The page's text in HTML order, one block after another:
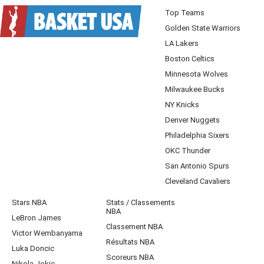
Top Teams
Golden State Warriors
LA Lakers
Boston Celtics
Minnesota Wolves
Milwaukee Bucks
NY Knicks
Denver Nuggets
Philadelphia Sixers
OKC Thunder
San Antonio Spurs
Cleveland Cavaliers
Stars NBA
LeBron James
Victor Wembanyama
Luka Doncic
Stats / Classements
NBA
Classement NBA
Résultats NBA
Scoreurs NBA